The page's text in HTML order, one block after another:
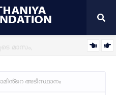
മാസം,
അടിസ്ഥാനം